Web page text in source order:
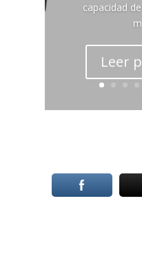
capacidad
Leer